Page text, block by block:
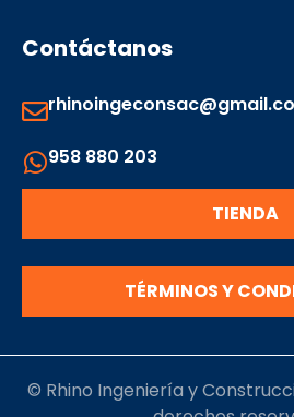
Contáctanos
958 880 203
TIENDA
TÉRMINOS Y
© Rhino Ingeniería y